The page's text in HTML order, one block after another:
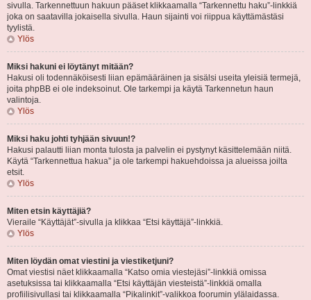
sivulla. Tarkennettuun hakuun pääset klikkaamalla “Tarkennettu haku”-linkkiä
joka on saatavilla jokaisella sivulla. Haun sijainti voi riippua käyttämästäsi
tyylistä.
Ylös
Miksi hakuni ei löytänyt mitään?
Hakusi oli todennäköisesti liian epämääräinen ja sisälsi useita yleisiä termejä,
joita phpBB ei ole indeksoinut. Ole tarkempi ja käytä Tarkennetun haun
valintoja.
Ylös
Miksi haku johti tyhjään sivuun!?
Hakusi palautti liian monta tulosta ja palvelin ei pystynyt käsittelemään niitä.
Käytä “Tarkennettua hakua” ja ole tarkempi hakuehdoissa ja alueissa joilta
etsit.
Ylös
Miten etsin käyttäjiä?
Vieraile “Käyttäjät”-sivulla ja klikkaa “Etsi käyttäjä”-linkkiä.
Ylös
Miten löydän omat viestini ja viestiketjuni?
Omat viestisi näet klikkaamalla “Katso omia viestejäsi”-linkkiä omissa
asetuksissa tai klikkaamalla “Etsi käyttäjän viesteistä”-linkkiä omalla
profiilisivullasi tai klikkaamalla “Pikalinkit”-valikkoa foorumin ylälaidassa.